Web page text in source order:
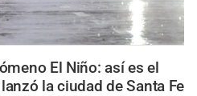
El Niño: así es el
la ciudad de Santa Fe